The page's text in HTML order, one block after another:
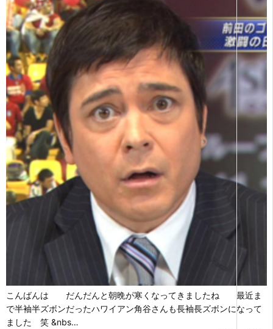
こんばんは だんだんと朝晩が寒くなってきましたね 最近ま
で半袖半ズボンだったハワイアン角谷さんも長袖長ズボンになって
ました 笑 &nbs…